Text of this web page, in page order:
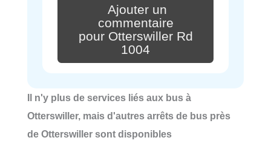
Ajouter un
commentaire
pour Otterswiller Rd
1004
Il n'y plus de services liés aux bus à
Otterswiller, mais d'autres arrêts de bus près
de Otterswiller sont disponibles